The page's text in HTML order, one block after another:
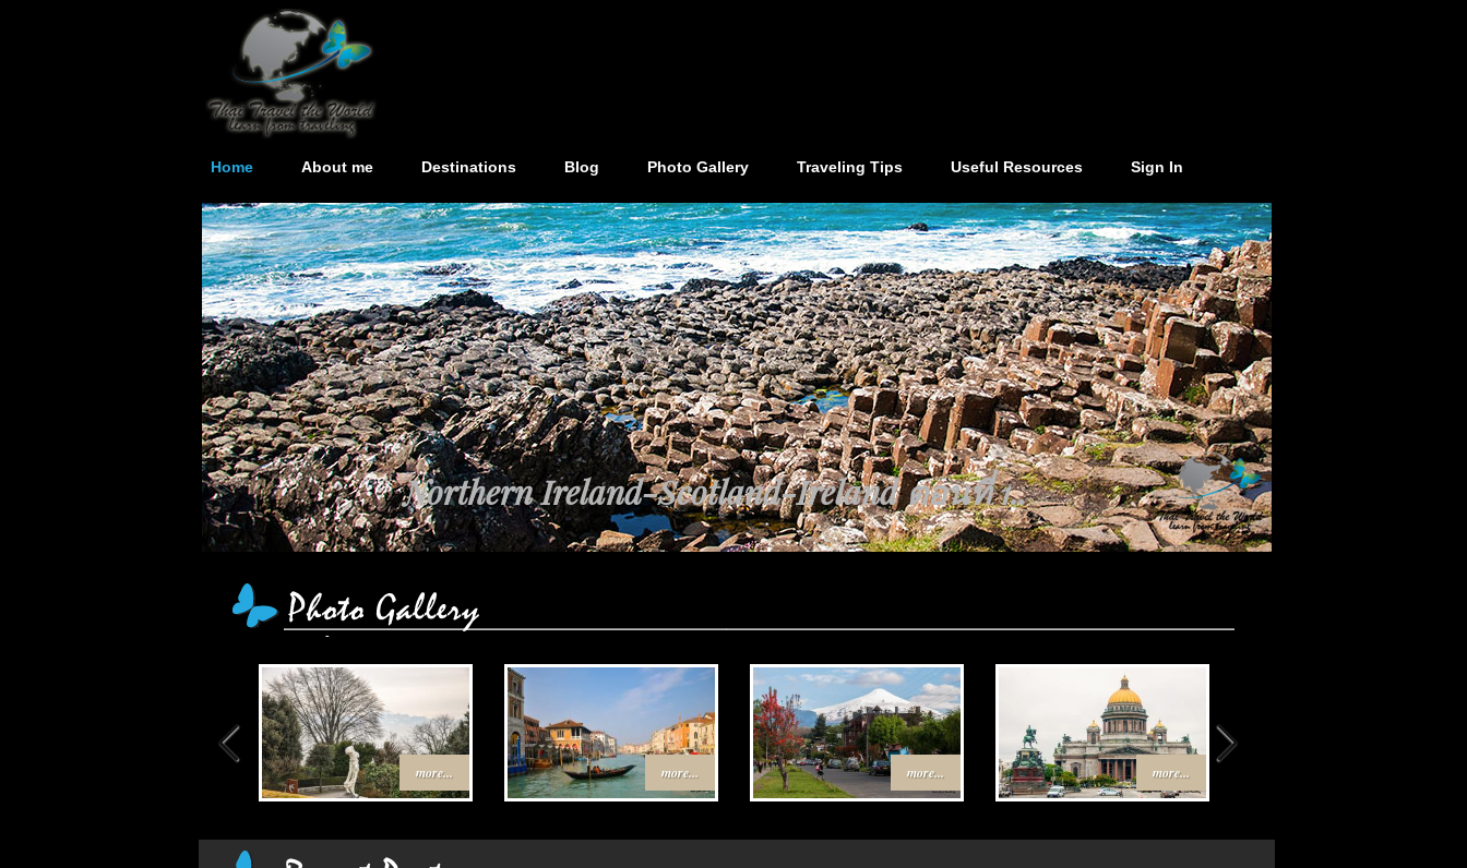
Home About me Destinations Blog Photo Gallery Traveling Tips Useful Resources Sign In
เส้นทาง Egypt-Jordan ตอนที่ 4 ตอนจบ..
more... more... more... more...